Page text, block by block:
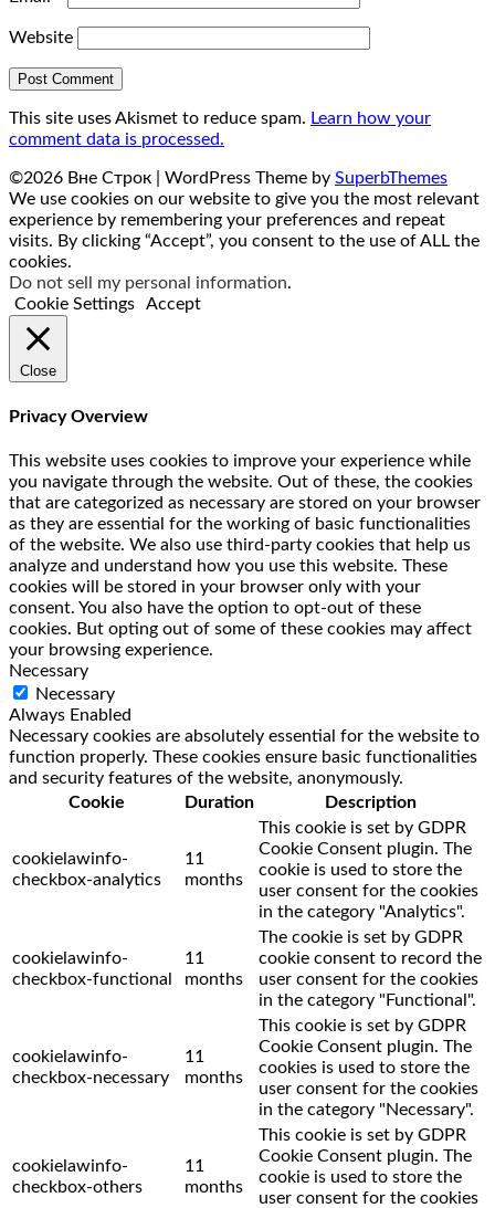
Website
This site uses Akismet to reduce spam. Learn how your
comment data is processed.
©2026 Вне Строк | WordPress Theme by SuperbThemes
We use cookies on our website to give you the most relevant
experience by remembering your preferences and repeat
visits. By clicking “Accept”, you consent to the use of ALL the
cookies.
Do not sell my personal information.
Cookie Settings
Accept
Close
Privacy Overview
This website uses cookies to improve your experience while
you navigate through the website. Out of these, the cookies
that are categorized as necessary are stored on your browser
as they are essential for the working of basic functionalities
of the website. We also use third-party cookies that help us
analyze and understand how you use this website. These
cookies will be stored in your browser only with your
consent. You also have the option to opt-out of these
cookies. But opting out of some of these cookies may affect
your browsing experience.
Necessary
Necessary
Always Enabled
Necessary cookies are absolutely essential for the website to
function properly. These cookies ensure basic functionalities
and security features of the website, anonymously.
Cookie
Duration Description
cookielawinfo-
checkbox-analytics
11
months
This cookie is set by GDPR
Cookie Consent plugin. The
cookie is used to store the
user consent for the cookies
in the category "Analytics".
cookielawinfo-
checkbox-functional
11
months
The cookie is set by GDPR
cookie consent to record the
user consent for the cookies
in the category "Functional".
cookielawinfo-
checkbox-necessary
11
months
This cookie is set by GDPR
Cookie Consent plugin. The
cookies is used to store the
user consent for the cookies
in the category "Necessary".
cookielawinfo-
checkbox-others
11
months
This cookie is set by GDPR
Cookie Consent plugin. The
cookie is used to store the
user consent for the cookies